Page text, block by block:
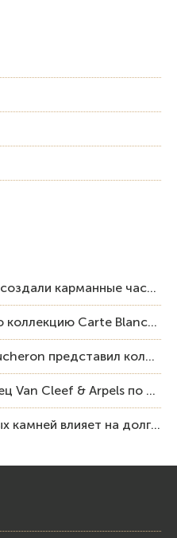
Audemars Piguet и Swatch создали карманные часы в эстетике Royal Oak и Pop Art
Boucheron посвятил новую коллекцию Carte Blanche Human Being человеку и силе мастерства
Четыре главы истории: Boucheron представил коллекцию «Nom: Boucheron, Prénom: Frédéric»
Шесть самых дорогих колец Van Cleef & Arpels по итогам аукционов Sotheby’s
Как твердость драгоценных камней влияет на долговечность ювелирных изделий